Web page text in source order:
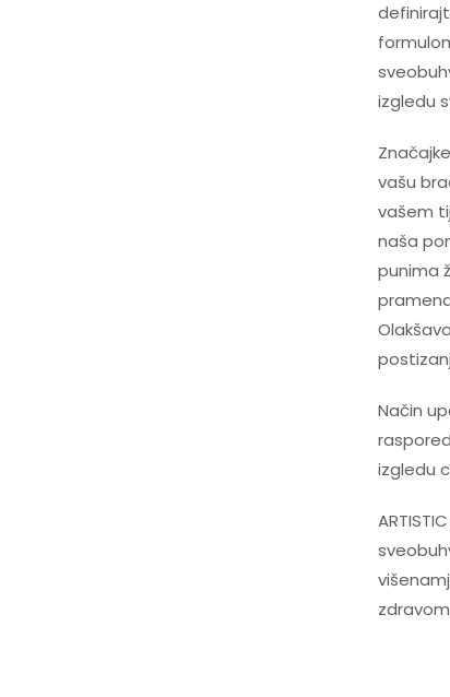
izgledu
vašu
vašem
naša
punima
Način
izgledu